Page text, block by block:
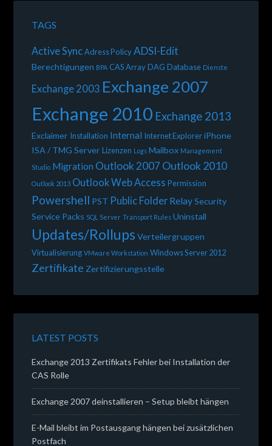
TAGS
Active Sync Adress Policy ADSI-Edit
Berechtigungen BPA CAS Array DAG Database Dienste
Exchange 2003 Exchange 2007
Exchange 2010 Exchange 2013
Exclaimer Installation Internal Internet Explorer iPhone
ISA / TMG Server Lizenzen Logs Mailbox Management
Studio Migration Outlook 2007 Outlook 2010
Outlook 2013 Outlook Web Access Permission
Powershell PST Public Folder RelaySecurity
Service Packs SQL Server Transport Rules Uninstall
Updates/Rollups Verteilergruppen
Virtualisierung VMware Workstation Windows Server 2012
Zertifikate Zertifizierungsstelle
LATEST POSTS
Exchange 2013 Zertifikats Fehler bei Installation der
CAS Rolle
Exchange 2007 deinstallieren – Setup bleibt hängen
E-Mail bleibt im Postausgang hängen bei zusätzlichen
Postfach